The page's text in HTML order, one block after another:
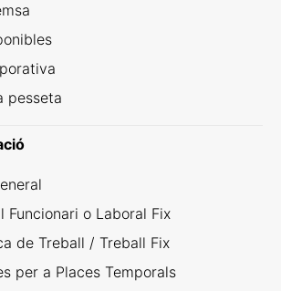
pesseta
Funcionari o Laboral Fix
de Treball / Treball Fix
per a Places Temporals